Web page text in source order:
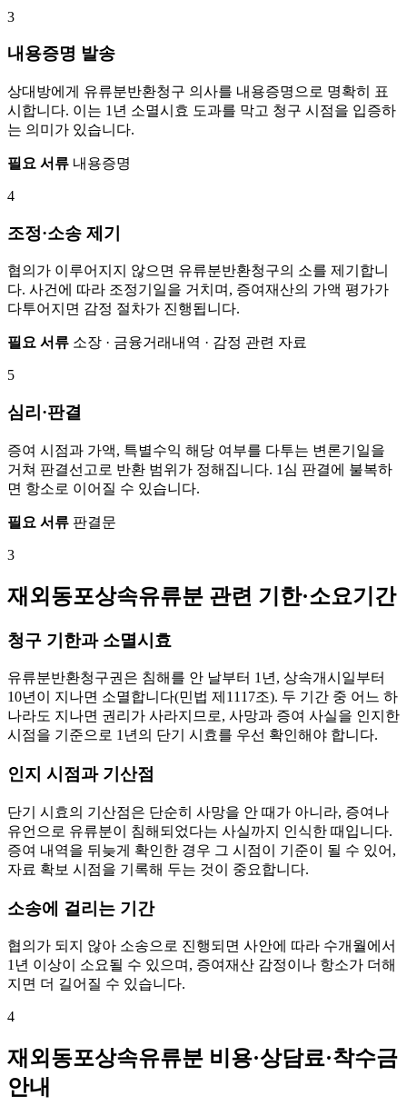
3
내용증명 발송
상대방에게 유류분반환청구 의사를 내용증명으로 명확히 표
시합니다. 이는 1년 소멸시효 도과를 막고 청구 시점을 입증하
는 의미가 있습니다.
필요 서류 내용증명
4
조정·소송 제기
협의가 이루어지지 않으면 유류분반환청구의 소를 제기합니
다. 사건에 따라 조정기일을 거치며, 증여재산의 가액 평가가
다투어지면 감정 절차가 진행됩니다.
필요 서류 소장 · 금융거래내역 · 감정 관련 자료
5
심리·판결
증여 시점과 가액, 특별수익 해당 여부를 다투는 변론기일을
거쳐 판결선고로 반환 범위가 정해집니다. 1심 판결에 불복하
면 항소로 이어질 수 있습니다.
필요 서류 판결문
3
재외동포상속유류분 관련 기한·소요기간
청구 기한과 소멸시효
유류분반환청구권은 침해를 안 날부터 1년, 상속개시일부터
10년이 지나면 소멸합니다(민법 제1117조). 두 기간 중 어느 하
나라도 지나면 권리가 사라지므로, 사망과 증여 사실을 인지한
시점을 기준으로 1년의 단기 시효를 우선 확인해야 합니다.
인지 시점과 기산점
단기 시효의 기산점은 단순히 사망을 안 때가 아니라, 증여나
유언으로 유류분이 침해되었다는 사실까지 인식한 때입니다.
증여 내역을 뒤늦게 확인한 경우 그 시점이 기준이 될 수 있어,
자료 확보 시점을 기록해 두는 것이 중요합니다.
소송에 걸리는 기간
협의가 되지 않아 소송으로 진행되면 사안에 따라 수개월에서
1년 이상이 소요될 수 있으며, 증여재산 감정이나 항소가 더해
지면 더 길어질 수 있습니다.
4
재외동포상속유류분 비용·상담료·착수금
안내